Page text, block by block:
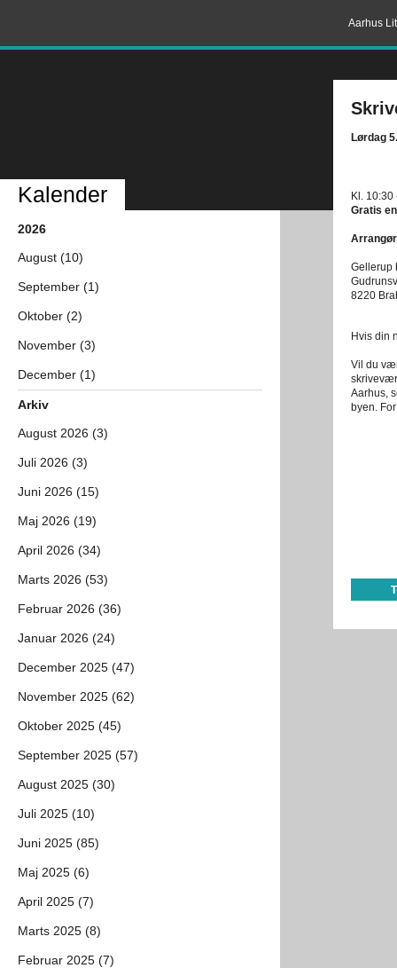
Aarhus
Lørdag
Kl. 10:30
Gratis
Gellerup
8220
Hvis din
Vil du
Aarhus,
byen.
Kalender
2026
August (10)
September (1)
Oktober (2)
November (3)
December (1)
Arkiv
August 2026 (3)
Juli 2026 (3)
Juni 2026 (15)
Maj 2026 (19)
April 2026 (34)
Marts 2026 (53)
Februar 2026 (36)
Januar 2026 (24)
December 2025 (47)
November 2025 (62)
Oktober 2025 (45)
September 2025 (57)
August 2025 (30)
Juli 2025 (10)
Juni 2025 (85)
Maj 2025 (6)
April 2025 (7)
Marts 2025 (8)
Februar 2025 (7)